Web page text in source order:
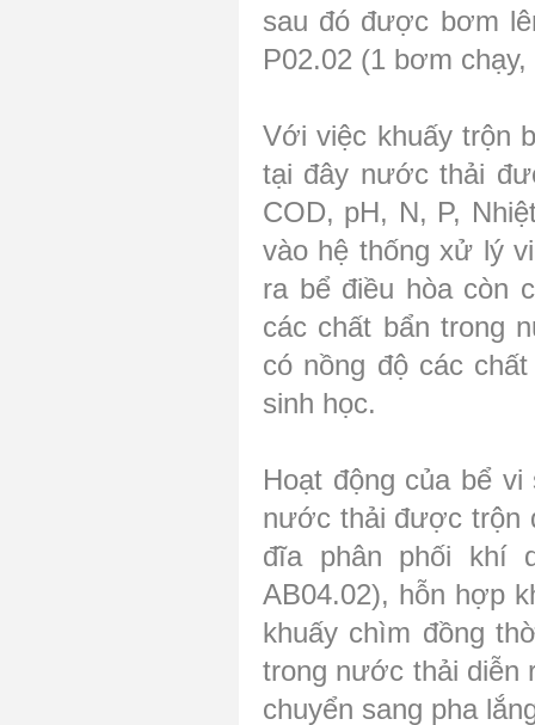
sau đó được bơm
P02.02 (1 bơm
Với việc khuấy trộn
tại đây nước thải
COD, pH, N, P,
vào hệ thống xử lý
ra bể điều hòa còn
các chất bẩn trong
có nồng độ các
sinh học.
Hoạt động của bể
nước thải được trộn
đĩa phân phối khí
AB04.02), hỗn hợp
khuấy chìm đồng
trong nước thải diễn
chuyển sang pha